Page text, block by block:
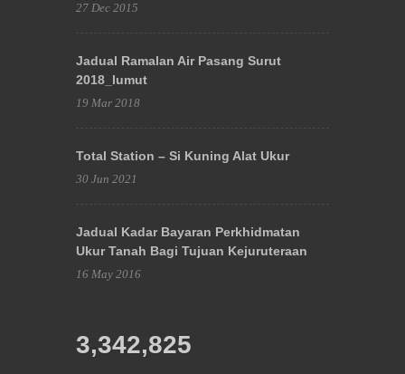
27 Dec 2015
Jadual Ramalan Air Pasang Surut
2018_lumut
19 Mar 2018
Total Station – Si Kuning Alat Ukur
30 Jun 2021
Jadual Kadar Bayaran Perkhidmatan
Ukur Tanah Bagi Tujuan Kejuruteraan
16 May 2016
3,342,825